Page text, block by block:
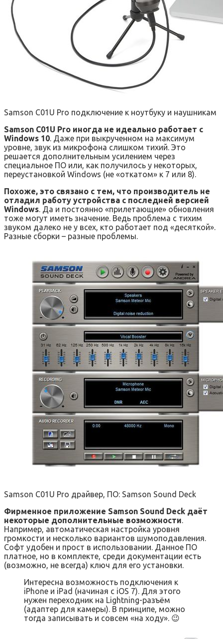
Samson C01U Pro подключение к ноутбуку и наушникам
Samson C01U Pro иногда не идеально работает с
Windows 10. Даже при выкрученном на максимум
уровне, звук из микрофона слишком тихий. Это
решается дополнительным усилением через
специальное ПО или, как получилось у некоторых,
переустановкой Windows (не «откатом» к 7 или 8).
Похоже, это связано с тем, что производитель не
отладил работу устройства с последней версией
Windows. Да и постоянно «прилетающие» обновления
тоже могут иметь значение. Ведь проблема с тихим
звуком далеко не у всех, кто работает под «десяткой».
Разные сборки – разные проблемы.
Samson C01U Pro драйвер, ПО: Samson Sound Deck
Фирменное приложение Samson Sound Deck даёт
некоторые дополнительные возможности.
Например, автоматическая настройка уровня
громкости и несколько вариантов шумоподавления.
Софт удобен и прост в использовании. Данное ПО
платное, но в комплекте, среди документации есть
(возможно, не всегда) ключ для его установки.
Интересна возможность подключения к
iPhone и iPad (начиная с iOS 7). Для этого
нужен переходник на Lightning-разъём
(адаптер для камеры). В принципе, можно
тогда записывать и совсем «на ходу». 😉